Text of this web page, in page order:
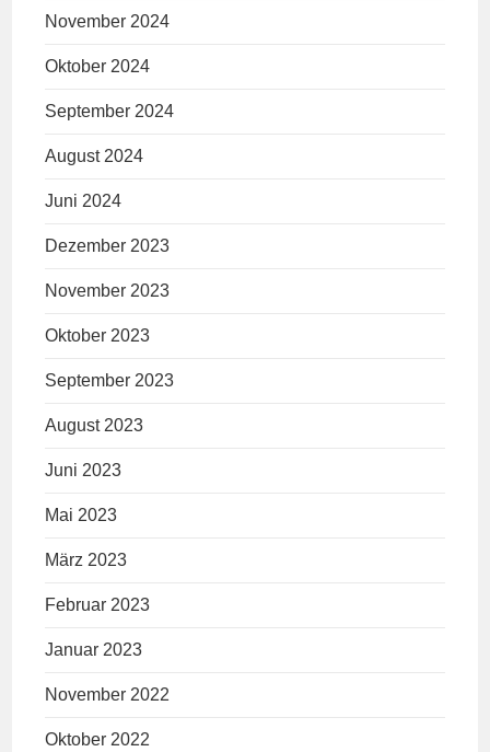
November 2024
Oktober 2024
September 2024
August 2024
Juni 2024
Dezember 2023
November 2023
Oktober 2023
September 2023
August 2023
Juni 2023
Mai 2023
März 2023
Februar 2023
Januar 2023
November 2022
Oktober 2022